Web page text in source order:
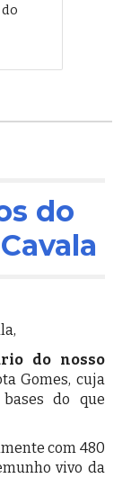
do
do nosso
Gomes, cuja
do que
com 480
vivo da